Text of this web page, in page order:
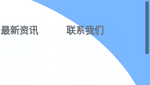
最新资讯 联系我们